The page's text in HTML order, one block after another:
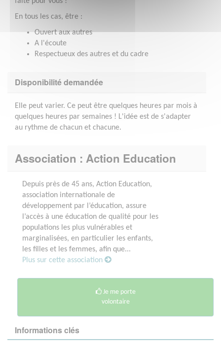
En tous les cas, être :
Ouvert aux autres
A l'écoute
Respectueux des autres et du cadre
Disponibilité demandée
Elle peut varier. Ce peut être quelques heures par mois à
quelques heures par semaines ! L'idée est de s'adapter
au rythme de chacun et chacune.
Association : Action Education
Depuis près de 45 ans, Action Education,
association internationale de
développement par l’éducation, assure
l’accès à une éducation de qualité pour les
populations les plus vulnérables et
marginalisées, en particulier les enfants,
les filles et les femmes, afin que...
Plus sur cette association
Je me porte
volontaire
Informations clés